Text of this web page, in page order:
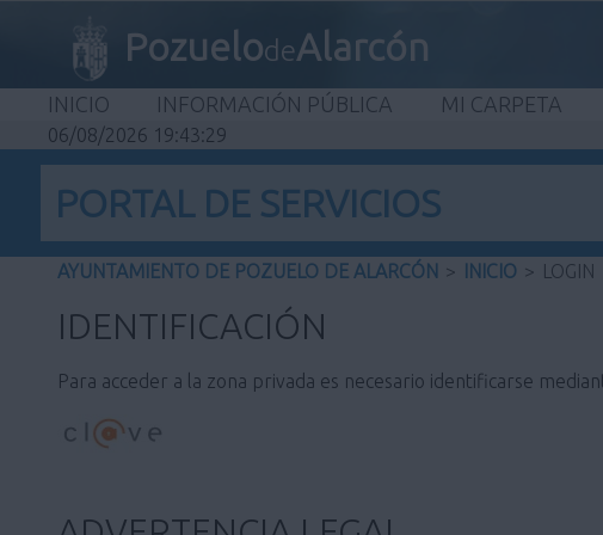
PozuelodeAlarcón
INICIO INFORMACIÓN PÚBLICA MI CARPETA
06/08/2026 19:43:29
PORTAL DE SERVICIOS
AYUNTAMIENTO DE POZUELO DE ALARCÓN > INICIO > LOGIN
IDENTIFICACIÓN
Para acceder a la zona privada es necesario identificarse